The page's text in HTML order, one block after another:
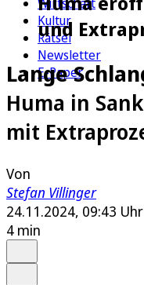
Kultur
Rätsel
Newsletter
E-Paper
und
Lange
Huma in
mit
Von
Stefan Villinger
24.11.2024, 09:43 Uhr
4 min